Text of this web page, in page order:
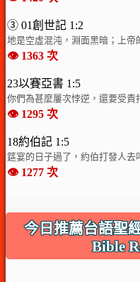
③ 01創世記 1:2
地是空虛混沌，淵面黑暗；上帝
👁️ 1363 次
23以賽亞書 1:5
你們為甚麼屢次悖逆，還要受責
👁️ 1295 次
18約伯記 1:5
筵宴的日子過了，約伯打發人去
👁️ 1277 次
今日推薦台語聖
Bible